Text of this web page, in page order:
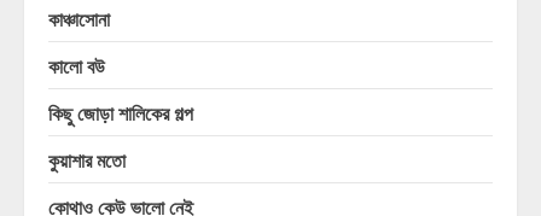
কাঞ্চাসোনা
কালো বউ
কিছু জোড়া শালিকের গল্প
কুয়াশার মতো
কোথাও কেউ ভালো নেই